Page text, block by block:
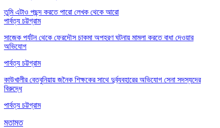
তুমি এটাও পছন্দ করতে পারো লেখক থেকে আরো
পার্বত্য চট্টগ্রাম
সাজেক পর্যটন থেকে ফেরদৌস চাকমা অপহরণ ঘটনায় মামলা করতে বাধা দেওয়ার
অভিযোগ
পার্বত্য চট্টগ্রাম
কাউখালীর বেতবুনিয়ায় জনৈক শিক্ষকের সাথে দুর্ব্যবহারের অভিযোগ সেনা সদস্যদের
বিরুদ্ধে
পার্বত্য চট্টগ্রাম
মতামত